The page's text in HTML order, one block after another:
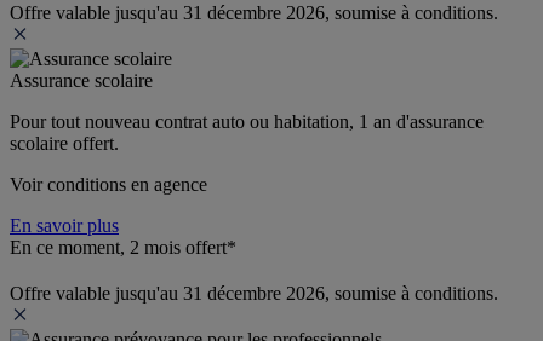
Offre valable jusqu'au 31 décembre 2026, soumise à conditions.
Assurance scolaire
Pour tout nouveau contrat auto ou habitation, 1 an d'assurance
scolaire offert.
Voir conditions en agence
En savoir plus
En ce moment, 2 mois offert*
Offre valable jusqu'au 31 décembre 2026, soumise à conditions.